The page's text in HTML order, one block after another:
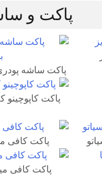
پاکت و
پاکت ساشه
پاکت کاپوچینو
پاکت کافی میکس ۳در۱
پاکت کافی